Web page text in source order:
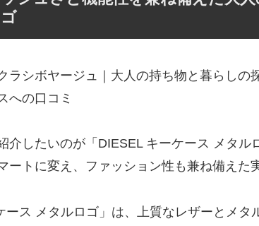
ラシボヤージュ｜大人の持ち物と暮らしの
への口コミ
介したいのが「DIESEL キーケース メタル
ートに変え、ファッション性も兼ね備えた
ース メタルロゴ」は、上質なレザーとメ